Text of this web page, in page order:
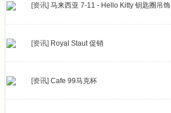
[资讯] 马来西亚 7-11 - Hello Kitty 钥匙圈吊饰
[资讯] Royal Staut 促销
[资讯] Cafe 99马克杯